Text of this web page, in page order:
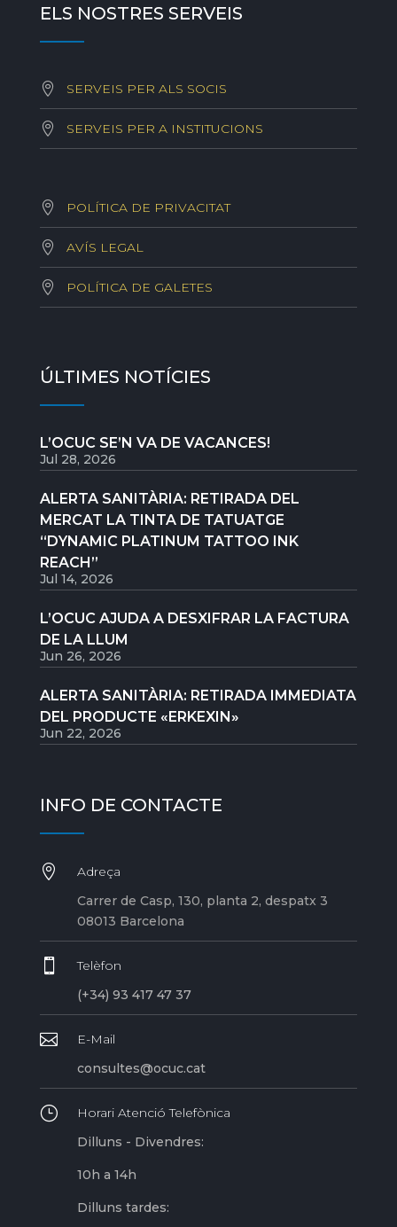
ELS NOSTRES SERVEIS
SERVEIS PER ALS SOCIS
SERVEIS PER A INSTITUCIONS
POLÍTICA DE PRIVACITAT
AVÍS LEGAL
POLÍTICA DE GALETES
ÚLTIMES NOTÍCIES
L’OCUC SE’N VA DE VACANCES!
Jul 28, 2026
ALERTA SANITÀRIA: RETIRADA DEL
MERCAT LA TINTA DE TATUATGE
“DYNAMIC PLATINUM TATTOO INK
REACH”
Jul 14, 2026
L’OCUC AJUDA A DESXIFRAR LA FACTURA
DE LA LLUM
Jun 26, 2026
ALERTA SANITÀRIA: RETIRADA IMMEDIATA
DEL PRODUCTE «ERKEXIN»
Jun 22, 2026
INFO DE CONTACTE

Adreça
Carrer de Casp, 130, planta 2, despatx 3
08013 Barcelona

Telèfon
(+34) 93 417 47 37

E-Mail
consultes@ocuc.cat
}
Horari Atenció Telefònica
Dilluns - Divendres:
10h a 14h
Dilluns tardes: